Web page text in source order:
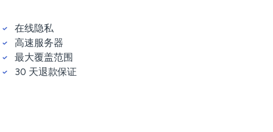
在线隐私
高速服务器
最大覆盖范围
30 天退款保证